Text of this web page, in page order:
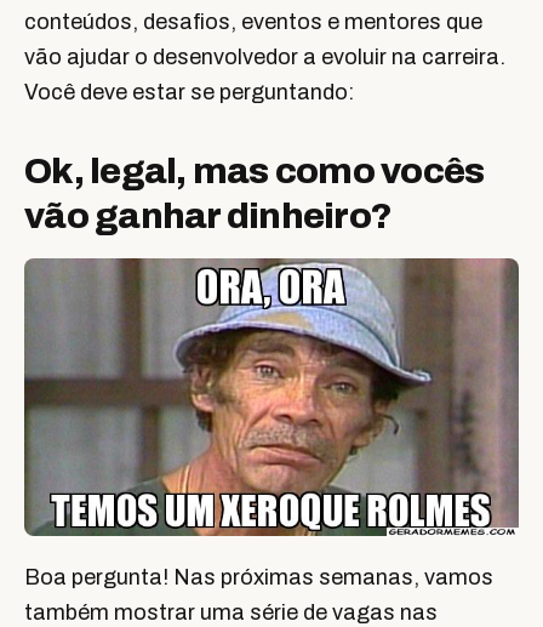
conteúdos, desafios, eventos e mentores que
vão ajudar o desenvolvedor a evoluir na carreira.
Você deve estar se perguntando:
Ok, legal, mas como vocês
vão ganhar dinheiro?
Boa pergunta! Nas próximas semanas, vamos
também mostrar uma série de vagas nas